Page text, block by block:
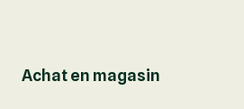
Achat en magasin